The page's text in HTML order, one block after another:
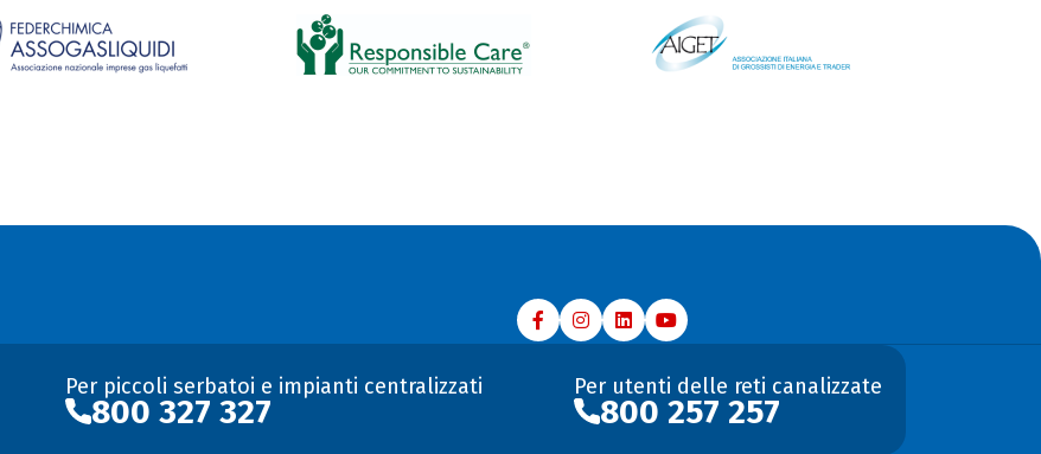
Per piccoli serbatoi e impianti centralizzati
800 327 327
Per utenti delle reti canalizzate
800 257 257